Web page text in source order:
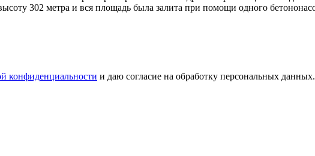
302 метра и вся площадь была залита при помощи одного
конфиденциальности и даю согласие на обработку персональных данных.